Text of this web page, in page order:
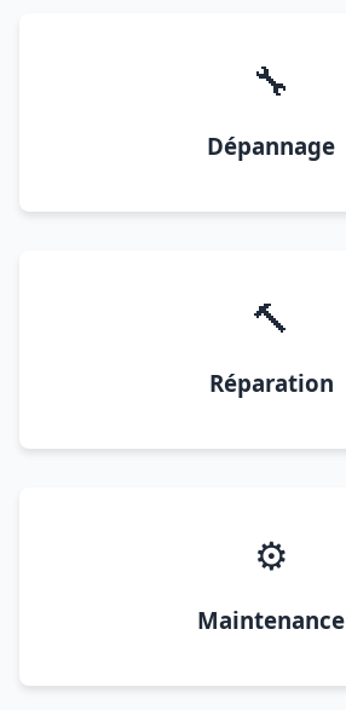
🔧
Dépannage
🔨
Réparation
⚙️
Maintenance